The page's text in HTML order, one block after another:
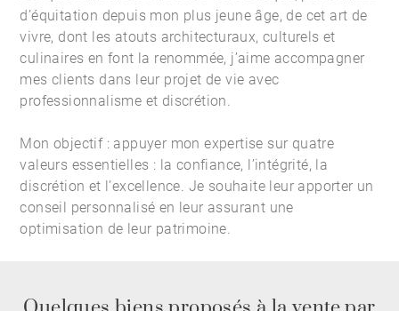
d’équitation depuis mon plus jeune âge, de cet art de
vivre, dont les atouts architecturaux, culturels et
culinaires en font la renommée, j’aime accompagner
mes clients dans leur projet de vie avec
professionnalisme et discrétion.
Mon objectif : appuyer mon expertise sur quatre
valeurs essentielles : la confiance, l’intégrité, la
discrétion et l’excellence. Je souhaite leur apporter un
conseil personnalisé en leur assurant une
optimisation de leur patrimoine.